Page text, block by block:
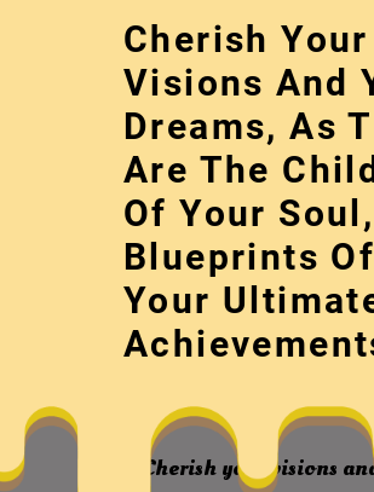
Cherish Your
Visions And
Dreams, As
Are The
Of Your
Blueprints Of
Your
一條拆不
Cherish your visions